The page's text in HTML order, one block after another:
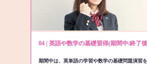
04 | 英語や数学の基礎習得(期間中/終了
期間中は、英単語の学習や数学の基礎問題演習